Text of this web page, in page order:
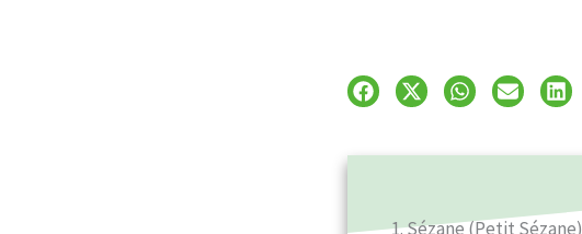
1. Sézane (Petit Sézane)